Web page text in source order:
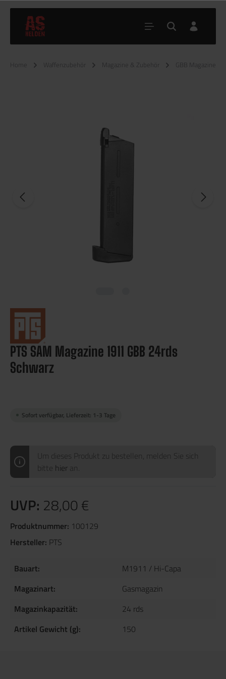
Home Waffenzubehör Magazine & Zubehör GBB Magazine
PTS SAM Magazine 1911 GBB 24rds
Schwarz
Sofort verfügbar, Lieferzeit: 1-3 Tage
Um dieses Produkt zu bestellen, melden Sie sich
bitte hier an.
UVP: 28,00 €
Produktnummer: 100129
Hersteller: PTS
Bauart:
M1911 / Hi-Capa
Magazinart:
Gasmagazin
Magazinkapazität:
24 rds
Artikel Gewicht (g):
150